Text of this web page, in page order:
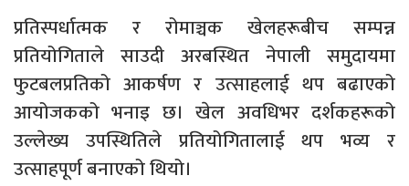
प्रतिस्पर्धात्मक र रोमाञ्चक खेलहरूबीच सम्पन्न
प्रतियोगिताले साउदी अरबस्थित नेपाली समुदायमा
फुटबलप्रतिको आकर्षण र उत्साहलाई थप बढाएको
आयोजकको भनाइ छ। खेल अवधिभर दर्शकहरूको
उल्लेख्य उपस्थितिले प्रतियोगितालाई थप भव्य र
उत्साहपूर्ण बनाएको थियो।